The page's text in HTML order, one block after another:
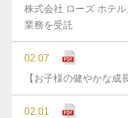
株式会社 ローズ ホテ
業務を受託
02.07
【お子様の健やかな
02.01